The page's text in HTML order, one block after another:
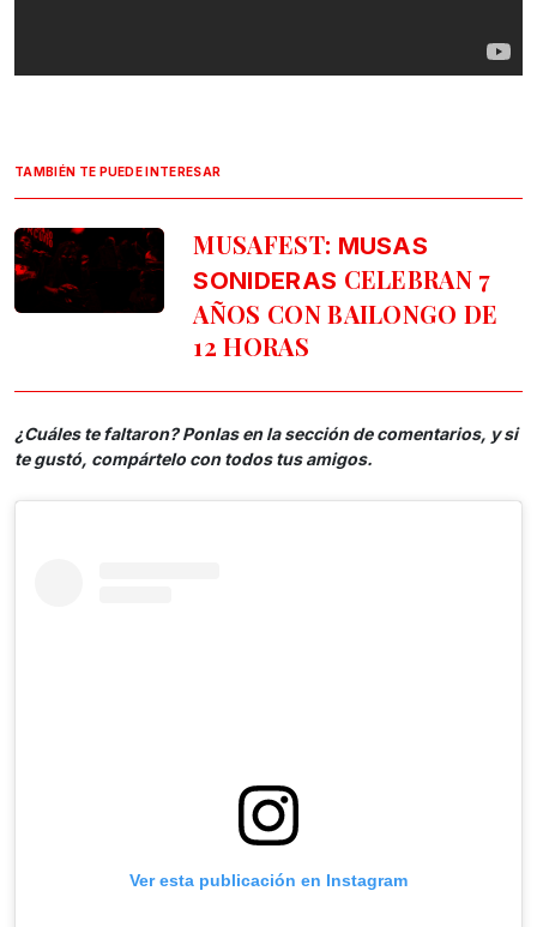
TAMBIÉN TE PUEDE INTERESAR
MUSAFEST: MUSAS
SONIDERAS CELEBRAN 7
AÑOS CON BAILONGO DE
12 HORAS
¿Cuáles te faltaron? Ponlas en la sección de comentarios, y si
te gustó, compártelo con todos tus amigos.
Ver esta publicación en Instagram